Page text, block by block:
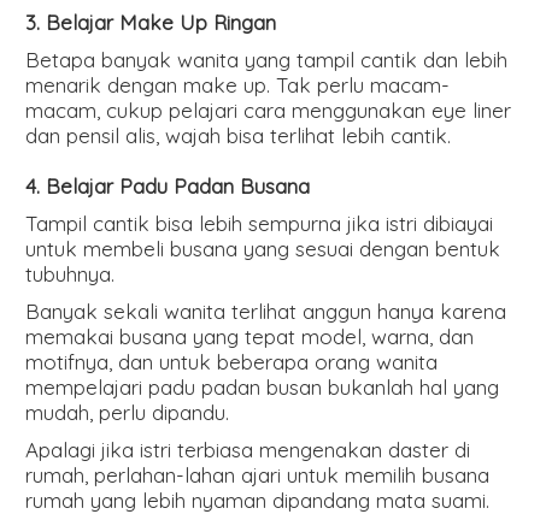
3. Belajar Make Up Ringan
Betapa banyak wanita yang tampil cantik dan lebih
menarik dengan make up. Tak perlu macam-
macam, cukup pelajari cara menggunakan eye liner
dan pensil alis, wajah bisa terlihat lebih cantik.
4. Belajar Padu Padan Busana
Tampil cantik bisa lebih sempurna jika istri dibiayai
untuk membeli busana yang sesuai dengan bentuk
tubuhnya.
Banyak sekali wanita terlihat anggun hanya karena
memakai busana yang tepat model, warna, dan
motifnya, dan untuk beberapa orang wanita
mempelajari padu padan busan bukanlah hal yang
mudah, perlu dipandu.
Apalagi jika istri terbiasa mengenakan daster di
rumah, perlahan-lahan ajari untuk memilih busana
rumah yang lebih nyaman dipandang mata suami.